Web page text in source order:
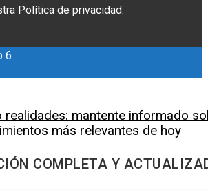
Política de privacidad.
6
realidades: mantente informado
más relevantes de hoy
COMPLETA Y